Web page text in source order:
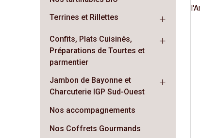
Terrines et Rillettes
Confits, Plats Cuisinés,
Préparations de Tourtes et
parmentier
Jambon de Bayonne et
Charcuterie IGP Sud-Ouest
Nos accompagnements
Nos Coffrets Gourmands